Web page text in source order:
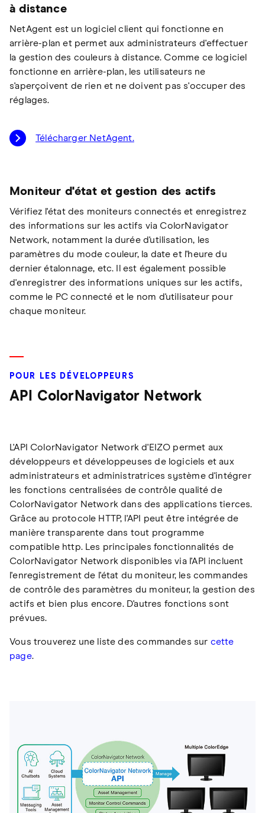
à distance
NetAgent est un logiciel client qui fonctionne en
arrière-plan et permet aux administrateurs d'effectuer
la gestion des couleurs à distance. Comme ce logiciel
fonctionne en arrière-plan, les utilisateurs ne
s'aperçoivent de rien et ne doivent pas s'occuper des
réglages.
Télécharger NetAgent.
Moniteur d'état et gestion des actifs
Vérifiez l'état des moniteurs connectés et enregistrez
des informations sur les actifs via ColorNavigator
Network, notamment la durée d'utilisation, les
paramètres du mode couleur, la date et l'heure du
dernier étalonnage, etc. Il est également possible
d'enregistrer des informations uniques sur les actifs,
comme le PC connecté et le nom d'utilisateur pour
chaque moniteur.
POUR LES DÉVELOPPEURS
API ColorNavigator Network
L'API ColorNavigator Network d'EIZO permet aux
développeurs et développeuses de logiciels et aux
administrateurs et administratrices système d'intégrer
les fonctions centralisées de contrôle qualité de
ColorNavigator Network dans des applications tierces.
Grâce au protocole HTTP, l'API peut être intégrée de
manière transparente dans tout programme
compatible http. Les principales fonctionnalités de
ColorNavigator Network disponibles via l'API incluent
l'enregistrement de l'état du moniteur, les commandes
de contrôle des paramètres du moniteur, la gestion des
actifs et bien plus encore. D'autres fonctions sont
prévues.
Vous trouverez une liste des commandes sur cette
page.